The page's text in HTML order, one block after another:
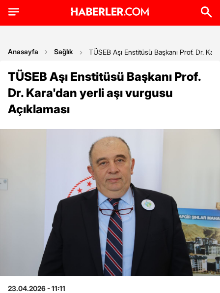
Anasayfa Sağlık TÜSEB Aşı Enstitüsü Başkanı Prof. Dr.
TÜSEB Aşı Enstitüsü Başkanı Prof.
Dr. Kara'dan yerli aşı vurgusu
Açıklaması
23.04.2026 - 11:11